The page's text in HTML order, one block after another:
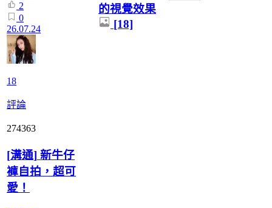
2
0
26.07.24
18
評論
的視覺效果
[18]
274363
[溝通] 新牛仔
褲自拍，超可
愛！